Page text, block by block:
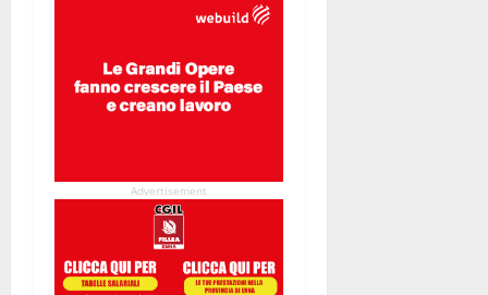
Advertisement